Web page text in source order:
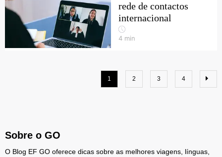
rede de contactos
internacional
4 min
1 2 3 4
Sobre o GO
O Blog EF GO oferece dicas sobre as melhores viagens, línguas,